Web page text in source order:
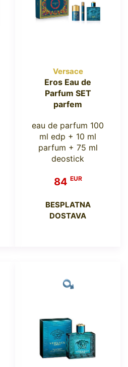
Versace
Eros Eau de
Parfum SET
parfem
eau de parfum 100
ml edp + 10 ml
parfum + 75 ml
deostick
84 EUR
BESPLATNA
DOSTAVA